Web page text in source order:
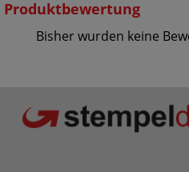
Produktbewertung
Bisher wurden keine